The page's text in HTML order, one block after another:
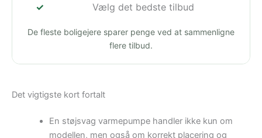
Vælg det bedste tilbud
De fleste boligejere sparer penge ved at sammenligne
flere tilbud.
Det vigtigste kort fortalt
En støjsvag varmepumpe handler ikke kun om
modellen, men også om korrekt placering og